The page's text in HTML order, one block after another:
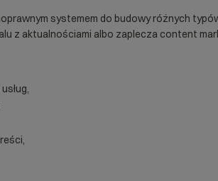
systemem do budowy różnych
z aktualnościami albo zaplecza content